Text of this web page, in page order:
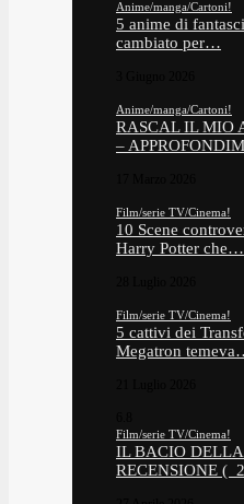
Anime/manga/Cartoni!
5 anime di
cambiato per…
Anime/manga/Cartoni!
RASCAL IL MIO
–
Film/serie TV/Cinema!
10 Scene
Harry Potter che…
Film/serie TV/Cinema!
5 cattivi dei
Megatron
Film/serie TV/Cinema!
IL BACIO
RECENSIONE (